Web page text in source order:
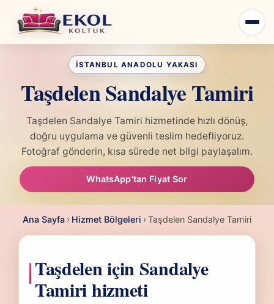
Taşdelen Sandalye Tamiri
Taşdelen Sandalye Tamiri hizmetinde hızlı dönüş,
doğru uygulama ve güvenli teslim hedefliyoruz.
Fotoğraf gönderin, kısa sürede net bilgi paylaşalım.
WhatsApp'tan Fiyat Sor
Ana Sayfa › Hizmet Bölgeleri › Taşdelen Sandalye Tamiri
Taşdelen için Sandalye
Tamiri hizmeti